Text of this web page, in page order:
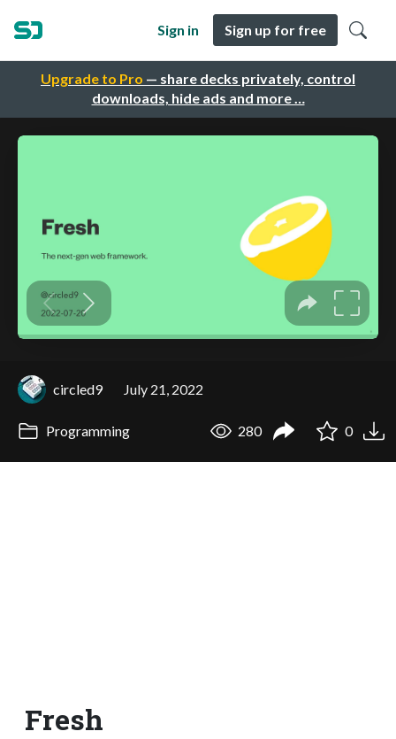
Upgrade to Pro — share decks privately, control
downloads, hide ads and more …
Sign in Sign up for free
circled9 July 21, 2022
Programming 280 0
Fresh